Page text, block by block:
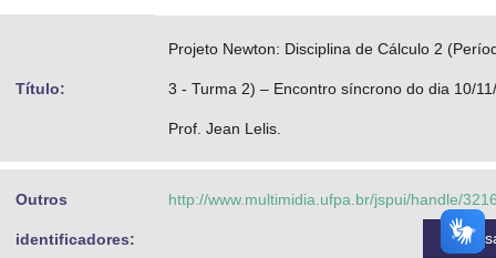
Título:
Projeto Newton: Disciplina de Cálculo 2
3 - Turma 2) – Encontro síncrono do dia 10/
Prof. Jean Lelis.
Outros
identificadores:
http://www.multimidia.ufpa.br/jspui/handle/